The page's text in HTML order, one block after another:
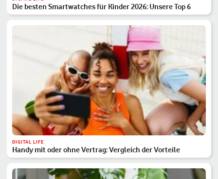
Die besten Smartwatches für Kinder 2026: Unsere Top 6
DIGITAL LIFE
Handy mit oder ohne Vertrag: Vergleich der Vorteile